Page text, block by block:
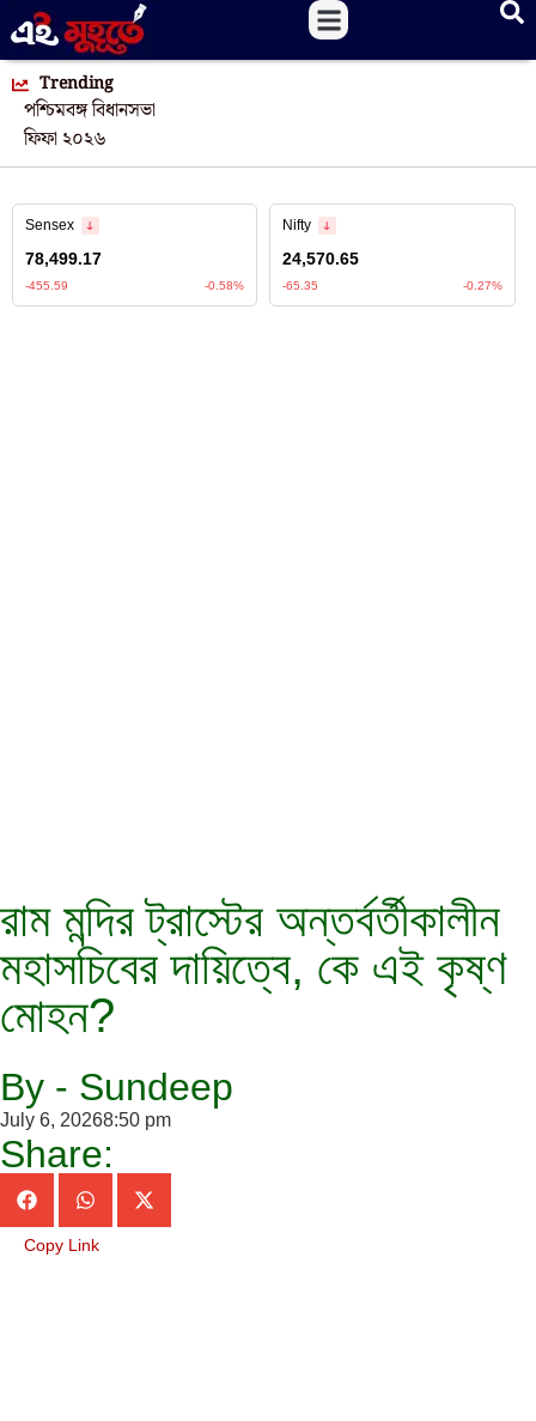
Trending
পশ্চিমবঙ্গ বিধানসভা
ফিফা ২০২৬
রাম মন্দির ট্রাস্টের অন্তর্বর্তীকালীন
মহাসচিবের দায়িত্বে, কে এই কৃষ্ণ
মোহন?
By - Sundeep
July 6, 20268:50 pm
Share:
Copy Link